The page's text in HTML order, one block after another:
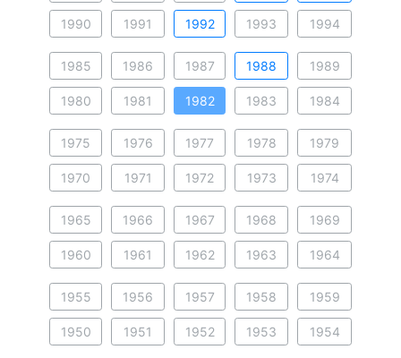
1990 1991 1992 1993 1994
1985 1986 1987 1988 1989
1980 1981 1982 1983 1984
1975 1976 1977 1978 1979
1970 1971 1972 1973 1974
1965 1966 1967 1968 1969
1960 1961 1962 1963 1964
1955 1956 1957 1958 1959
1950 1951 1952 1953 1954